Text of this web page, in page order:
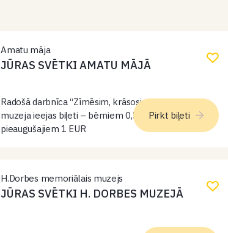
Amatu māja
JŪRAS SVĒTKI AMATU MĀJĀ
Radošā darbnīca “Zīmēsim, krāsosim zivis!” Ieeja ar
muzeja ieejas biļeti – bērniem 0,50 EUR,
pieaugušajiem 1 EUR
Pirkt biļeti
H.Dorbes memoriālais muzejs
JŪRAS SVĒTKI H. DORBES MUZEJĀ